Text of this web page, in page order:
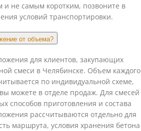
и не самым коротким, позвоните в
условий транспортировки.
от объема?
для клиентов, закупающих
смеси в Челябинске. Объем каждого
по индивидуальной схеме,
можете в отделе продаж. Для смесей
способов приготовления и состава
рассчитываются отдельно для
маршрута, условия хранения бетона